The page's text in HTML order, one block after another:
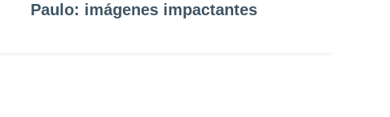
Paulo: imágenes impactantes